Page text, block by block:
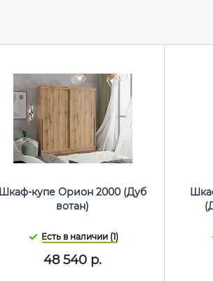
Шкаф-купе Орион 2000 (Дуб
вотан)
Есть в наличии (1)
48 540 р.